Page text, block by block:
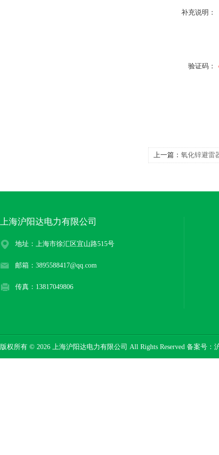
补充说明：
验证码：
上一篇： 氧化锌避雷
上海沪阳达电力有限公司
地址：上海市徐汇区宜山路515号
邮箱：3895588417@qq.com
传真：13817049806
版权所有 © 2026 上海沪阳达电力有限公司 All Rights Reserved 备案号：